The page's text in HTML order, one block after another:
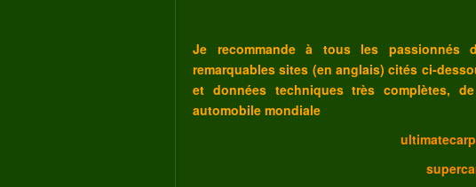
Je recommande à tous les
remarquables sites (en anglais) cités ci-
et données techniques très complètes,
automobile mondiale